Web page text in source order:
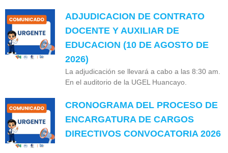
ADJUDICACION DE CONTRATO
DOCENTE Y AUXILIAR DE
EDUCACION (10 DE AGOSTO DE
2026)
La adjudicación se llevará a cabo a las 8:30 am.
En el auditorio de la UGEL Huancayo.
CRONOGRAMA DEL PROCESO DE
ENCARGATURA DE CARGOS
DIRECTIVOS CONVOCATORIA 2026